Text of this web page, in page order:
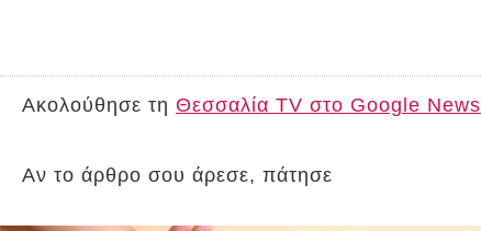
Ακολούθησε τη Θεσσαλία TV στο Google News
Αν το άρθρο σου άρεσε, πάτησε